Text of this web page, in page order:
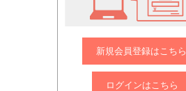
新規会員登録はこちら
ログインはこちら